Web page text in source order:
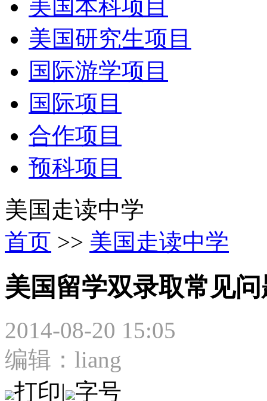
美国本科项目
美国研究生项目
国际游学项目
国际项目
合作项目
预科项目
美国走读中学
首页 >> 美国走读中学
美国留学双录取常见
2014-08-20 15:05
编辑：liang
打印| 字号